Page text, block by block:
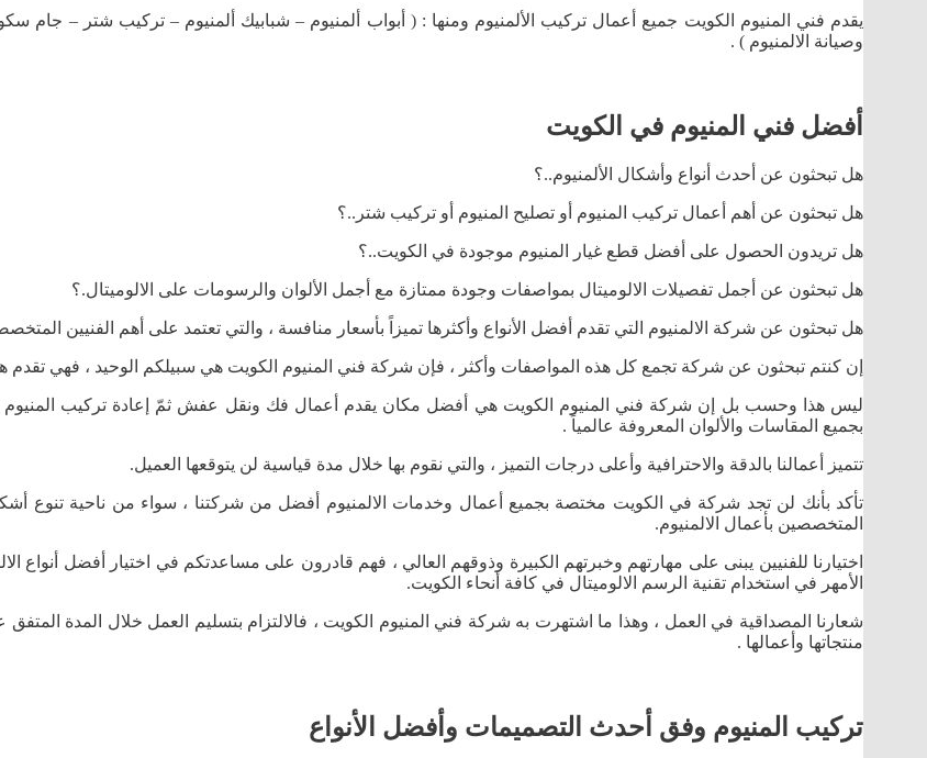
يقدم فني المنيوم الكويت جميع أعمال تركيب الألمنيوم ومنها : ( أبواب ألمنيوم – شبابيك ألمنيوم – تركيب شتر – جام
وصيانة الالمنيوم ) .
أفضل فني المنيوم في الكويت
هل تبحثون عن أحدث أنواع وأشكال الألمنيوم..؟
هل تبحثون عن أهم أعمال تركيب المنيوم أو تصليح المنيوم أو تركيب شتر..؟
هل تريدون الحصول على أفضل قطع غيار المنيوم موجودة في الكويت..؟
هل تبحثون عن أجمل تفصيلات الالوميتال بمواصفات وجودة ممتازة مع أجمل الألوان والرسومات على الالوميتال.؟
هل تبحثون عن شركة الالمنيوم التي تقدم أفضل الأنواع وأكثرها تميزاً بأسعار منافسة ، والتي تعتمد على أهم الفنيين
إن كنتم تبحثون عن شركة تجمع كل هذه المواصفات وأكثر ، فإن شركة فني المنيوم الكويت هي سبيلكم الوحيد ، فهي
ليس هذا وحسب بل إن شركة فني المنيوم الكويت هي أفضل مكان يقدم أعمال فك ونقل عفش ثمّ إعادة تركيب المنيوم في
بجميع المقاسات والألوان المعروفة عالمياً .
تتميز أعمالنا بالدقة والاحترافية وأعلى درجات التميز ، والتي نقوم بها خلال مدة قياسية لن يتوقعها العميل.
تأكد بأنك لن تجد شركة في الكويت مختصة بجميع أعمال وخدمات الالمنيوم أفضل من شركتنا ، سواء من ناحية تنوع
المتخصصين بأعمال الالمنيوم.
اختيارنا للفنيين يبنى على مهارتهم وخبرتهم الكبيرة وذوقهم العالي ، فهم قادرون على مساعدتكم في اختيار أفضل أنواع
الأمهر في استخدام تقنية الرسم الالوميتال في كافة أنحاء الكويت.
شعارنا المصداقية في العمل ، وهذا ما اشتهرت به شركة فني المنيوم الكويت ، فالالتزام بتسليم العمل خلال المدة
منتجاتها وأعمالها .
تركيب المنيوم وفق أحدث التصميمات وأفضل الأنواع